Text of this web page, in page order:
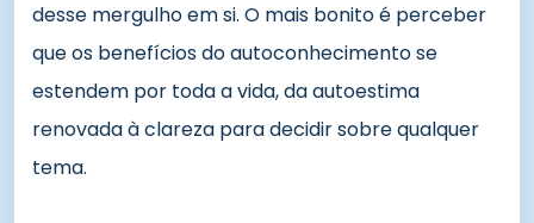
desse mergulho em si. O mais bonito é perceber
que os benefícios do autoconhecimento se
estendem por toda a vida, da autoestima
renovada à clareza para decidir sobre qualquer
tema.